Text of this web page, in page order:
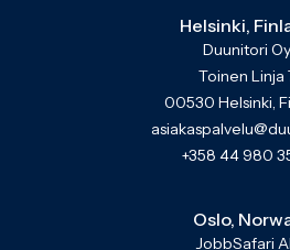
Helsinki,
Duunitori Oy
Toinen Linja
00530 Helsinki,
+358 44 980
Oslo,
JobbSafari